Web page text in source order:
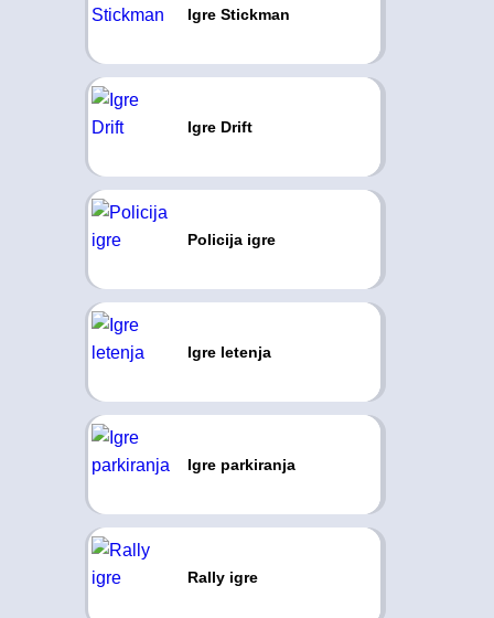
Igre Stickman
Igre Drift
Policija igre
Igre letenja
Igre parkiranja
Rally igre